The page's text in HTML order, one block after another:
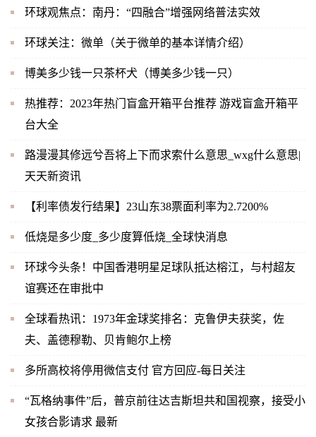
环球观焦点：南丹：“四融合”增强网络普法实效
环球关注：微单（关于微单的基本详情介绍）
博美多少钱一只茶杯犬（博美多少钱一只）
热推荐：2023年热门盲盒开箱平台推荐 游戏盲盒开箱平
台大全
路漫漫其修远兮吾将上下而求索什么意思_wxg什么意思|
天天新资讯
【利率债发行结果】23山东38票面利率为2.7200%
低烧是多少度_多少度算低烧_全球快消息
环球今头条！中国香港明星足球队抵达榕江，与村超友
谊赛还在审批中
全球看热讯：1973年金球奖排名：克鲁伊夫获奖，佐
夫、盖德穆勒、贝肯鲍尔上榜
多所高校将停用微信支付 官方回应-每日关注
“瓦格纳事件”后，普京前往达吉斯坦共和国视察，接受小
女孩合影请求 最新